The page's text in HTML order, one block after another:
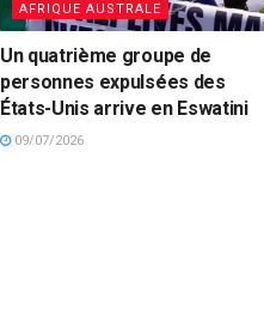
AFRIQUE AUSTRALE
Un quatrième groupe de
personnes expulsées des
États-Unis arrive en Eswatini
09/07/2026